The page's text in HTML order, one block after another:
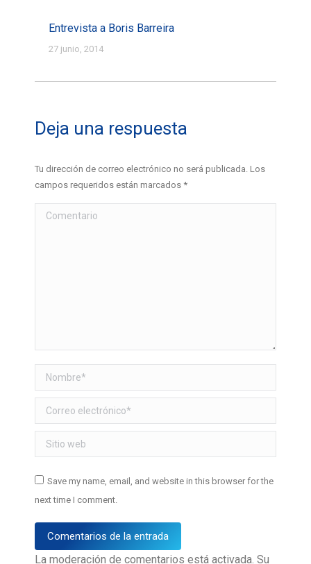
Entrevista a Boris Barreira
27 junio, 2014
Deja una respuesta
Tu dirección de correo electrónico no será publicada. Los
campos requeridos están marcados *
Comentario
Nombre *
Correo electrónico *
Sitio web
Save my name, email, and website in this browser for the
next time I comment.
Comentarios de la entrada
La moderación de comentarios está activada. Su